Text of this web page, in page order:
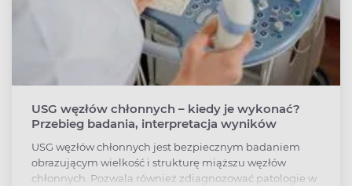
USG węzłów chłonnych – kiedy je wykonać?
Przebieg badania, interpretacja wyników
USG węzłów chłonnych jest bezpiecznym badaniem
obrazującym wielkość i strukturę miąższu węzłów
chłonnych. Pozwala również zdiagnozować patologie w